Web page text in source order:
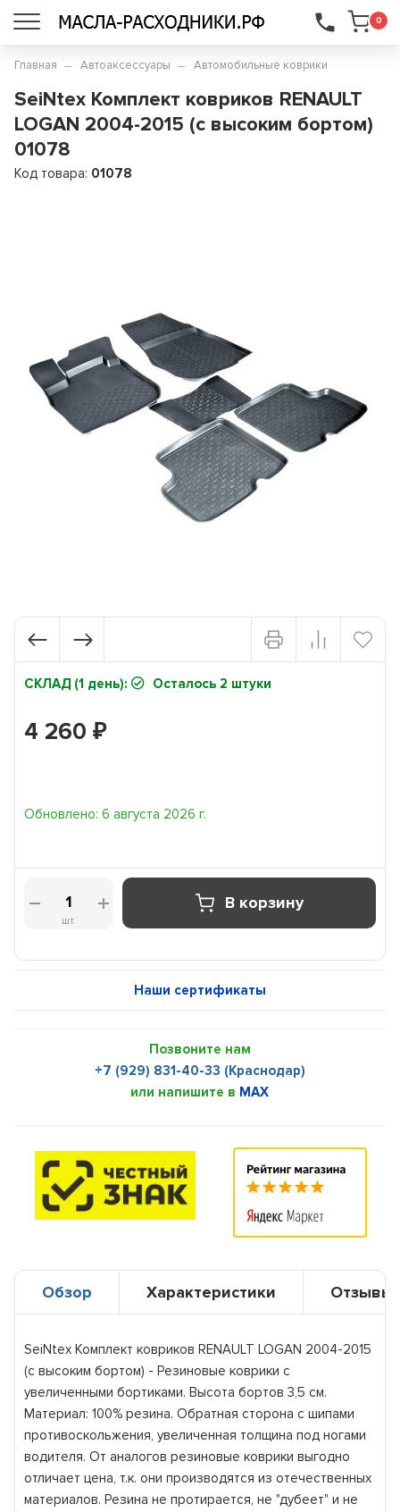
0
...
Главная Автоаксессуары Автомобильные коврики
SeiNtex Комплект ковриков RENAULT
LOGAN 2004-2015 (с высоким бортом)
01078
Код товара: 01078
СКЛАД (1 день): Осталось 2 штуки
4 260₽
Обновлено: 6 августа 2026 г.
шт.
В корзину
Наши сертификаты
Позвоните нам
+7 (929) 831-40-33 (Краснодар)
или напишите в MAX
Обзор Характеристики Отзывы
SeiNtex Комплект ковриков RENAULT LOGAN 2004-2015
(с высоким бортом) - Резиновые коврики с
увеличенными бортиками. Высота бортов 3,5 см.
Материал: 100% резина. Обратная сторона с шипами
противоскольжения, увеличенная толщина под ногами
водителя. От аналогов резиновые коврики выгодно
отличает цена, т.к. они производятся из отечественных
материалов. Резина не протирается, не "дубеет" и не